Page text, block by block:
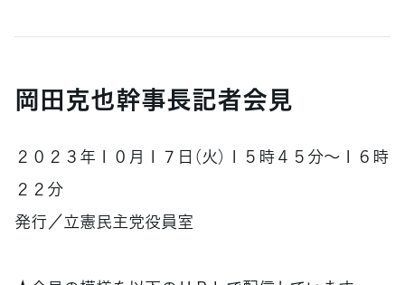
岡田克也幹事長記者会見
２０２３年１０月１７日（火）１５時４５分～１６時
２２分
発行／立憲民主党役員室